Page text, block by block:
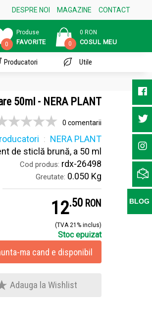
DESPRE NOI MAGAZINE CONTACT
0
Produse
FAVORITE 0
0 RON
COSUL MEU
Producatori Utile
50ml - NERA PLANT
0 comentarii
NERA PLANT
de sticlă brună, a 50 ml
Cod produs: rdx-26498
Greutate: 0.050 Kg
12.5 RON
(TVA 21% inclus)
Stoc epuizat
ma cand e disponibil
Adauga la Wishlist
BLOG